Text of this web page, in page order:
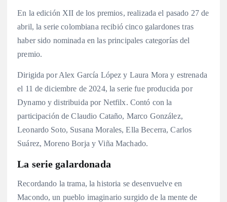
En la edición XII de los premios, realizada el pasado 27 de
abril, la serie colombiana recibió cinco galardones tras
haber sido nominada en las principales categorías del
premio.
Dirigida por Alex García López y Laura Mora y estrenada
el 11 de diciembre de 2024, la serie fue producida por
Dynamo y distribuida por Netfilx. Contó con la
participación de Claudio Cataño, Marco González,
Leonardo Soto, Susana Morales, Ella Becerra, Carlos
Suárez, Moreno Borja y Viña Machado.
La serie galardonada
Recordando la trama, la historia se desenvuelve en
Macondo, un pueblo imaginario surgido de la mente de